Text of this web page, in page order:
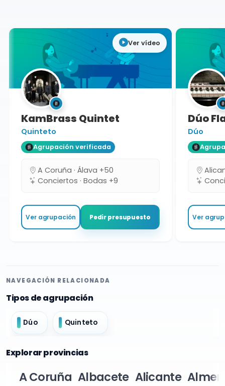
Ver vídeo
KamBrass Quintet
Quinteto
Agrupación verificada
A Coruña · Álava +50
Conciertos · Bodas +9
Ver agrupación Pedir presupuesto
Dúo
Dúo
Ver
NAVEGACIÓN RELACIONADA
Tipos de agrupación
Dúo Quinteto
Explorar provincias
A Coruña Albacete Alicante